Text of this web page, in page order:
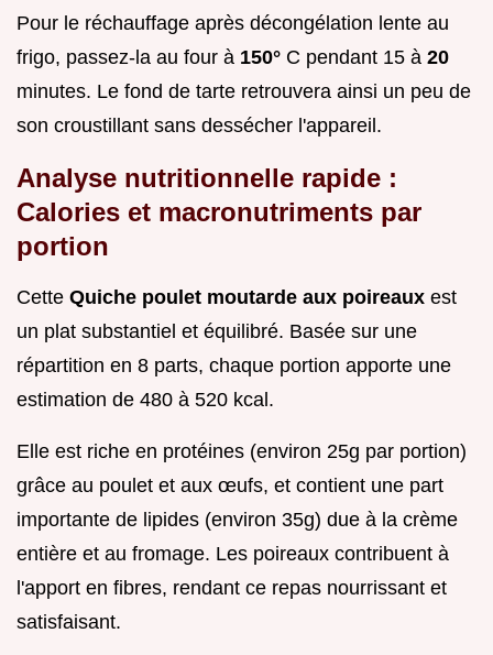
Pour le réchauffage après décongélation lente au
frigo, passez-la au four à 150° C pendant 15 à 20
minutes. Le fond de tarte retrouvera ainsi un peu de
son croustillant sans dessécher l'appareil.
Analyse nutritionnelle rapide :
Calories et macronutriments par
portion
Cette Quiche poulet moutarde aux poireaux est
un plat substantiel et équilibré. Basée sur une
répartition en 8 parts, chaque portion apporte une
estimation de 480 à 520 kcal.
Elle est riche en protéines (environ 25g par portion)
grâce au poulet et aux œufs, et contient une part
importante de lipides (environ 35g) due à la crème
entière et au fromage. Les poireaux contribuent à
l'apport en fibres, rendant ce repas nourrissant et
satisfaisant.